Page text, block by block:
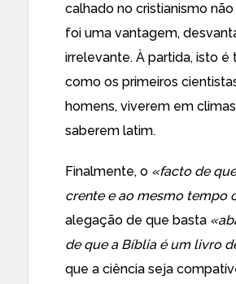
calhado no cristianismo
foi uma vantagem,
irrelevante. À partida, isto
como os primeiros
homens, viverem em
saberem latim.
Finalmente, o «facto de
crente e ao mesmo tempo
alegação de que basta
de que a Bíblia é um livro
que a ciência seja